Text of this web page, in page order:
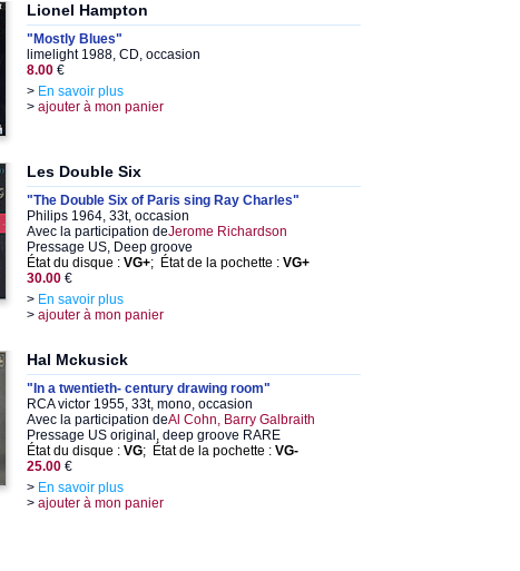
Lionel Hampton
"Mostly Blues"
limelight 1988, CD, occasion
8.00 €
> En savoir plus
> ajouter à mon panier
Les Double Six
"The Double Six of Paris sing Ray Charles"
Philips 1964, 33t, occasion
Avec la participation deJerome Richardson
Pressage US, Deep groove
État du disque : VG+; État de la pochette : VG+
30.00 €
> En savoir plus
> ajouter à mon panier
Hal Mckusick
"In a twentieth- century drawing room"
RCA victor 1955, 33t, mono, occasion
Avec la participation deAl Cohn, Barry Galbraith
Pressage US original, deep groove RARE
État du disque : VG; État de la pochette : VG-
25.00 €
> En savoir plus
> ajouter à mon panier